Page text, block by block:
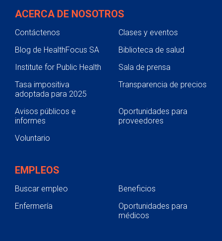
ACERCA DE NOSOTROS
Contáctenos
Clases y eventos
Blog de HealthFocus SA
Biblioteca de salud
Institute for Public Health
Sala de prensa
Tasa impositiva
adoptada para 2025
Transparencia de precios
Avisos públicos e
informes
Oportunidades para
proveedores
Voluntario
EMPLEOS
Buscar empleo
Beneficios
Enfermería
Oportunidades para
médicos